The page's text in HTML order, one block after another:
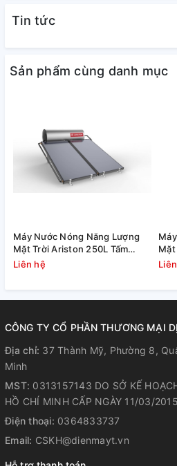
Tin tức
Sản phẩm cùng danh mục
Máy Nước Nóng Năng Lượng
Mặt Trời Ariston 250L Tấm
Phẳng Kairos Thermo DR-2
Liên hệ
CÔNG TY CỔ PHẦN THƯƠNG MẠI
Địa chỉ: 37 Thành Mỹ, Phường 8,
Minh
MST: 0313157143 DO SỞ KẾ
HỒ CHÍ MINH CẤP NGÀY 11/03/2015
Điện thoại: 0364833737
Email: CSKH@dienmayt.vn